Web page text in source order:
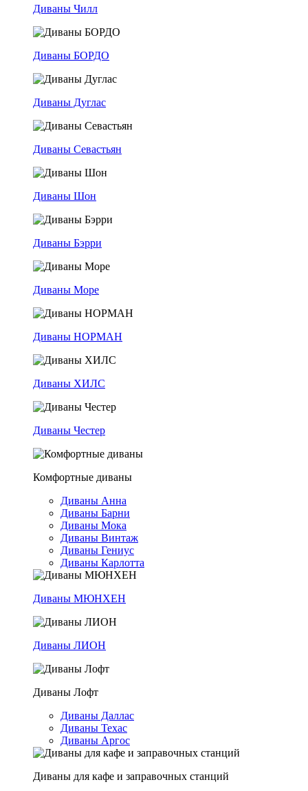
Диваны Чилл
Диваны БОРДО
Диваны Дуглас
Диваны Севастьян
Диваны Шон
Диваны Бэрри
Диваны Море
Диваны НОРМАН
Диваны ХИЛС
Диваны Честер
Комфортные диваны
Диваны Анна
Диваны Барни
Диваны Мока
Диваны Винтаж
Диваны Гениус
Диваны Карлотта
Диваны МЮНХЕН
Диваны ЛИОН
Диваны Лофт
Диваны Даллас
Диваны Техас
Диваны Аргос
Диваны для кафе и заправочных станций